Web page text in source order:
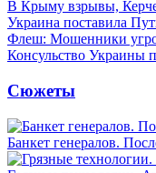
В Крыму взрывы,
Украина поставила
Флеш: Мошенники
Консульство Украины
Сюжеты
Банкет генералов.